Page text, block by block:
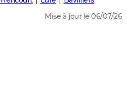
Mise à jour le 06/07/26